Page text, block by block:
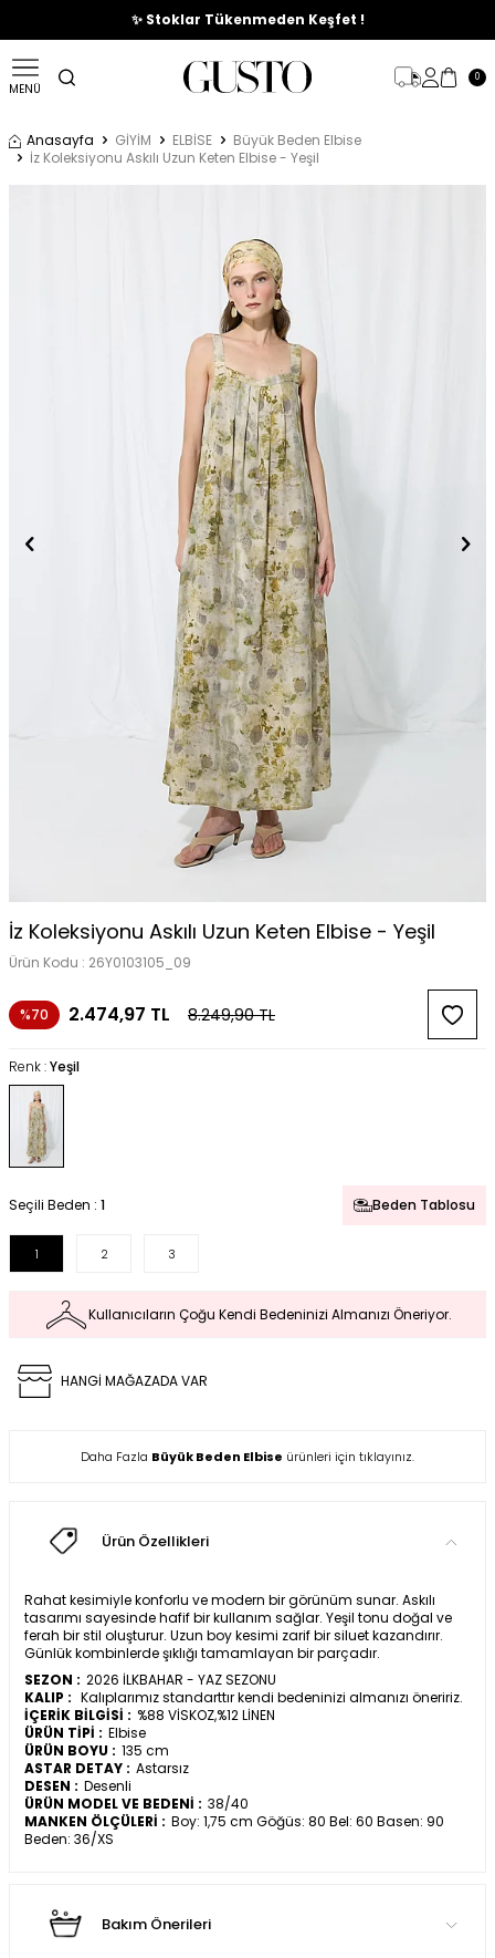
🎉%70'e Varan Büyük Yaz İndirim Başladı !
✨ Stoklar Tükenmeden Keşfet !
MENÜ
0
Anasayfa GİYİM ELBİSE
Büyük Beden Elbise
İz Koleksiyonu Askılı Uzun Keten Elbise - Yeşil
İz Koleksiyonu Askılı Uzun Keten Elbise - Yeşil
Ürün Kodu : 26Y0103105_09
%70 2.474,97 TL 8.249,90TL
Renk :Yeşil
Seçili Beden : 1 Beden Tablosu
1 2 3
Kullanıcıların Çoğu Kendi Bedeninizi Almanızı Öneriyor.
HANGİ MAĞAZADA VAR
Daha Fazla Büyük Beden Elbise ürünleri için tıklayınız.
Ürün Özellikleri
Rahat kesimiyle konforlu ve modern bir görünüm sunar. Askılı
tasarımı sayesinde hafif bir kullanım sağlar. Yeşil tonu doğal ve
ferah bir stil oluşturur. Uzun boy kesimi zarif bir siluet kazandırır.
Günlük kombinlerde şıklığı tamamlayan bir parçadır.
SEZON : 2026 İLKBAHAR - YAZ SEZONU
KALIP : Kalıplarımız standarttır kendi bedeninizi almanızı öneririz.
İÇERİK BİLGİSİ : %88 VİSKOZ,%12 LİNEN
ÜRÜN TİPİ : Elbise
ÜRÜN BOYU : 135 cm
ASTAR DETAY : Astarsız
DESEN : Desenli
ÜRÜN MODEL VE BEDENİ : 38/40
MANKEN ÖLÇÜLERİ : Boy: 1,75 cm Göğüs: 80 Bel: 60 Basen: 90
Beden: 36/XS
Bakım Önerileri